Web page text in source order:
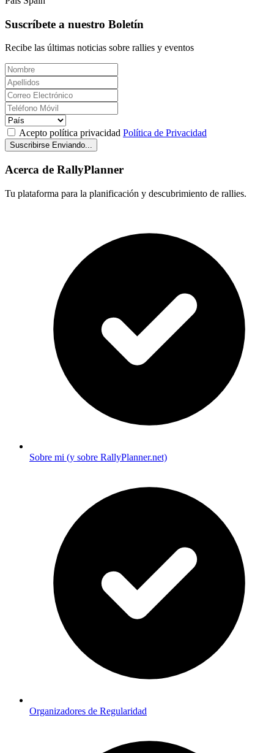
Suscríbete a nuestro Boletín
Recibe las últimas noticias sobre rallies y eventos
Acepto política privacidad Política de Privacidad
Suscribirse Enviando...
Acerca de RallyPlanner
Tu plataforma para la planificación y descubrimiento de rallies.
Sobre mi (y sobre RallyPlanner.net)
Organizadores de Regularidad